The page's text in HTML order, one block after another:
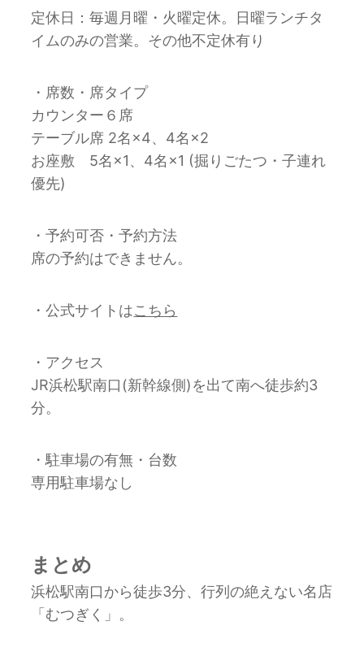
定休日：毎週月曜・火曜定休。日曜ランチタ
イムのみの営業。その他不定休有り
・席数・席タイプ
カウンター６席
テーブル席 2名×4、4名×2
お座敷 5名×1、4名×1 (掘りごたつ・子連れ
優先)
・予約可否・予約方法
席の予約はできません。
・公式サイトはこちら
・アクセス
JR浜松駅南口(新幹線側)を出て南へ徒歩約3
分。
・駐車場の有無・台数
専用駐車場なし
まとめ
浜松駅南口から徒歩3分、行列の絶えない名店
「むつぎく」。